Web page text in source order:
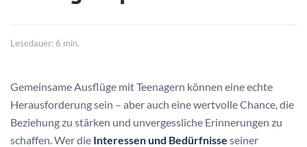
Lesedauer: 6 min.
Gemeinsame Ausflüge mit Teenagern können eine echte
Herausforderung sein – aber auch eine wertvolle Chance, die
Beziehung zu stärken und unvergessliche Erinnerungen zu
schaffen. Wer die Interessen und Bedürfnisse seiner